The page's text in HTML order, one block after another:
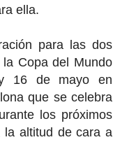
ella.
para las dos
Copa del Mundo
16 de mayo en
que se celebra
los próximos
la altitud de cara a